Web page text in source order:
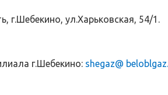
г.Шебекино, ул.Харьковская, 54/1.
г.Шебекино: shegaz@